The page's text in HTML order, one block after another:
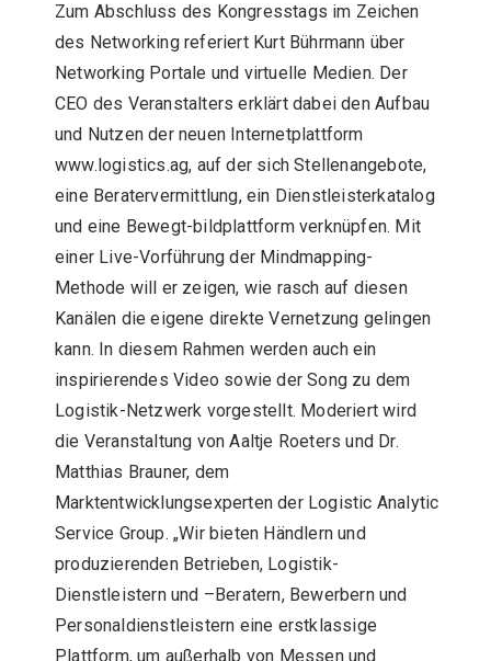
Zum Abschluss des Kongresstags im Zeichen
des Networking referiert Kurt Bührmann über
Networking Portale und virtuelle Medien. Der
CEO des Veranstalters erklärt dabei den Aufbau
und Nutzen der neuen Internetplattform
www.logistics.ag, auf der sich Stellenangebote,
eine Beratervermittlung, ein Dienstleisterkatalog
und eine Bewegt-bildplattform verknüpfen. Mit
einer Live-Vorführung der Mindmapping-
Methode will er zeigen, wie rasch auf diesen
Kanälen die eigene direkte Vernetzung gelingen
kann. In diesem Rahmen werden auch ein
inspirierendes Video sowie der Song zu dem
Logistik-Netzwerk vorgestellt. Moderiert wird
die Veranstaltung von Aaltje Roeters und Dr.
Matthias Brauner, dem
Marktentwicklungsexperten der Logistic Analytic
Service Group. „Wir bieten Händlern und
produzierenden Betrieben, Logistik-
Dienstleistern und –Beratern, Bewerbern und
Personaldienstleistern eine erstklassige
Plattform, um außerhalb von Messen und